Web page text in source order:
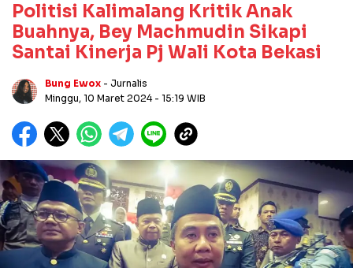
Politisi Kalimalang Kritik Anak
Buahnya, Bey Machmudin Sikapi
Santai Kinerja Pj Wali Kota Bekasi
Bung Ewox - Jurnalis
Minggu, 10 Maret 2024 - 15:19 WIB